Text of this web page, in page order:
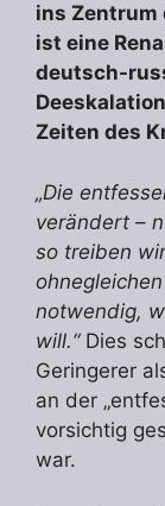
ins Zentrum
ist eine
deutsch-
Zeiten des
„Die
verändert –
so treiben
notwendig,
will.“ Dies
Geringerer
an der
vorsichtig
war.